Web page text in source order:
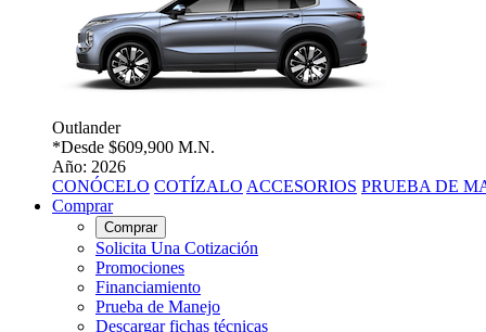
Outlander
*Desde $609,900 M.N.
Año: 2026
CONÓCELO COTÍZALO ACCESORIOS PRUEBA DE
Comprar
Comprar
Solicita Una Cotización
Promociones
Financiamiento
Prueba de Manejo
Descargar fichas técnicas